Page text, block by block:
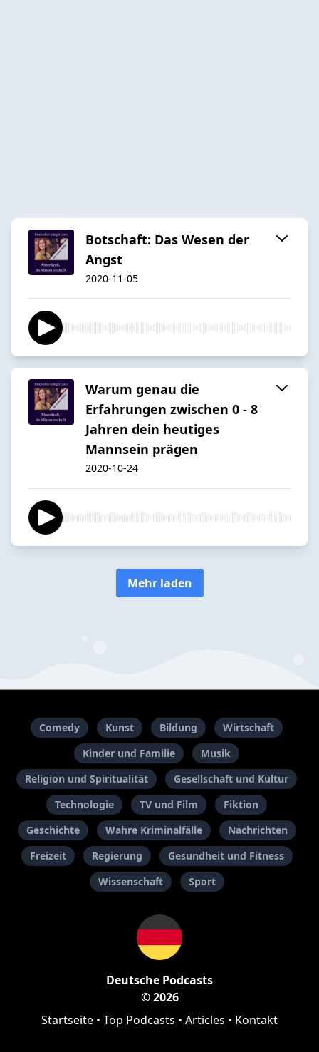
Botschaft: Das Wesen der
Angst
2020-11-05
Warum genau die
Erfahrungen zwischen 0 - 8
Jahren dein heutiges
Mannsein prägen
2020-10-24
Mehr laden
Comedy Kunst Bildung
Wirtschaft
Kinder und Familie
Musik
Religion und Spiritualität
Gesellschaft und Kultur
Technologie
TV und Film
Fiktion
Geschichte
Wahre Kriminalfälle
Nachrichten
Freizeit
Regierung
Gesundheit und Fitness
Wissenschaft
Sport
Deutsche Podcasts
© 2026
Startseite • Top Podcasts • Articles • Kontakt